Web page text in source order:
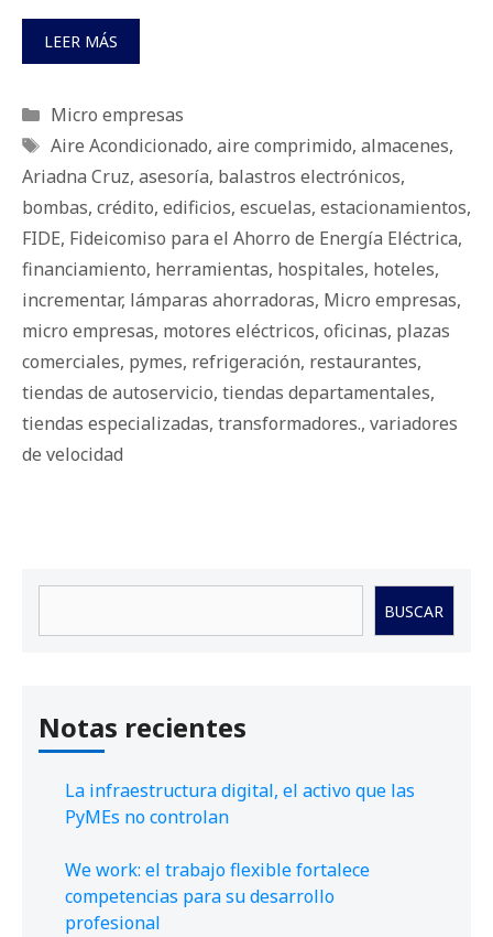
LEER MÁS
Categorías
Micro empresas
Etiquetas
Aire Acondicionado, aire comprimido, almacenes,
Ariadna Cruz, asesoría, balastros electrónicos,
bombas, crédito, edificios, escuelas, estacionamientos,
FIDE, Fideicomiso para el Ahorro de Energía Eléctrica,
financiamiento, herramientas, hospitales, hoteles,
incrementar, lámparas ahorradoras, Micro empresas,
micro empresas, motores eléctricos, oficinas, plazas
comerciales, pymes, refrigeración, restaurantes,
tiendas de autoservicio, tiendas departamentales,
tiendas especializadas, transformadores., variadores
de velocidad
BUSCAR
Notas recientes
La infraestructura digital, el activo que las
PyMEs no controlan
We work: el trabajo flexible fortalece
competencias para su desarrollo
profesional